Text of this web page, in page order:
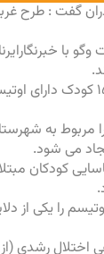
گفت : طرح
افزود : در
می شود.
کودکان
را یکی از
اختلال رشدی